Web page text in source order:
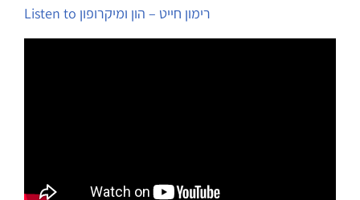
Listen to רימון חייט – הון ומיקרופון